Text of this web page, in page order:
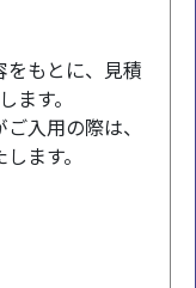
もとに、見積
す。
入用の際は、
ます。